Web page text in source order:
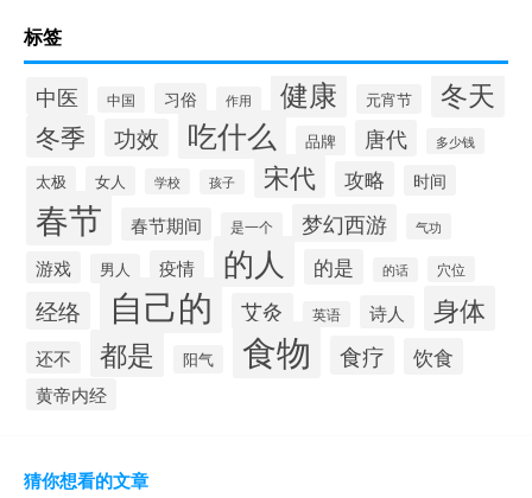
标签
中医 中国 习俗 作用 健康 元宵节 冬天
冬季 功效 吃什么 品牌 唐代 多少钱
太极 女人 学校 孩子 宋代 攻略 时间
春节 春节期间 是一个 梦幻西游 气功
游戏 男人 疫情 的人 的是 的话 穴位
经络 自己的 艾灸 英语 诗人 身体
还不 都是 阳气 食物 食疗 饮食
黄帝内经
猜你想看的文章